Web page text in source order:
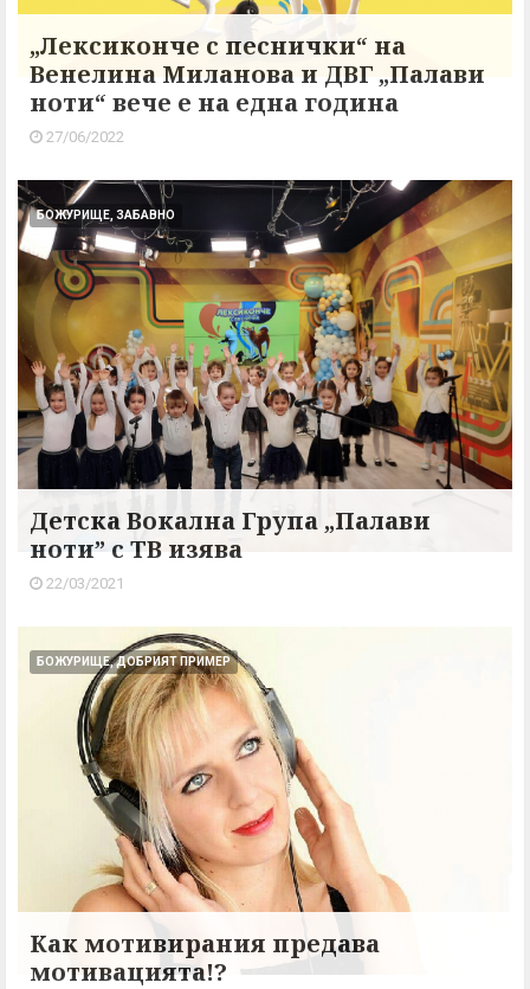
„Лексиконче с песнички“ на
Венелина Миланова и ДВГ „Палави
ноти“ вече е на една година
27/06/2022
БОЖУРИЩЕ, ЗАБАВНО
Детска Вокална Група „Палави
ноти” с ТВ изява
22/03/2021
БОЖУРИЩЕ, ДОБРИЯТ ПРИМЕР
Как мотивирания предава
мотивацията!?